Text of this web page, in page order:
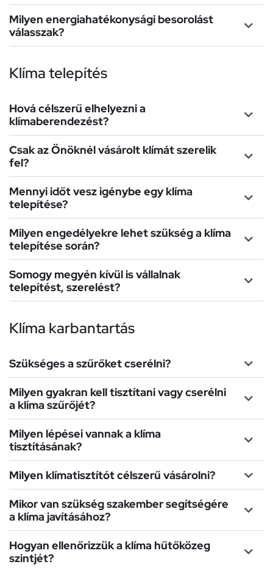
Milyen energiahatékonysági besorolást
válasszak?
Klíma telepítés
Hová célszerű elhelyezni a
klímaberendezést?
Csak az Önöknél vásárolt klímát szerelik
fel?
Mennyi időt vesz igénybe egy klíma
telepítése?
Milyen engedélyekre lehet szükség a klíma
telepítése során?
Somogy megyén kívül is vállalnak
telepítést, szerelést?
Klíma karbantartás
Szükséges a szűrőket cserélni?
Milyen gyakran kell tisztítani vagy cserélni
a klíma szűrőjét?
Milyen lépései vannak a klíma
tisztításának?
Milyen klímatisztítót célszerű vásárolni?
Mikor van szükség szakember segítségére
a klíma javításához?
Hogyan ellenőrizzük a klíma hűtőközeg
szintjét?